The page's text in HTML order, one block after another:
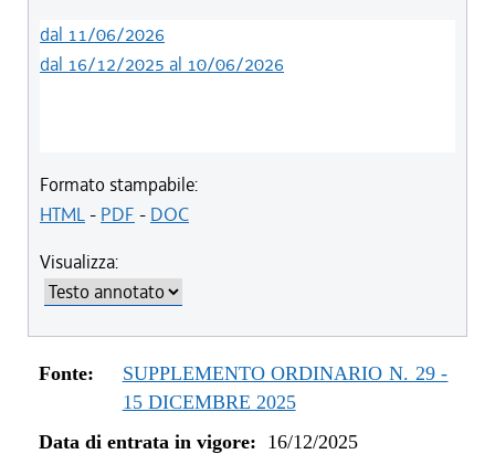
dal 11/06/2026
dal 16/12/2025 al 10/06/2026
Formato stampabile:
HTML- PDF - DOC
Visualizza:
Fonte:
SUPPLEMENTO ORDINARIO N. 29 -
15 DICEMBRE 2025
Data di entrata in vigore: 16/12/2025